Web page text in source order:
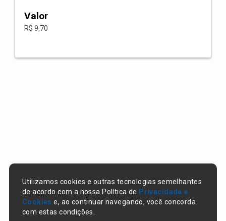
Valor
R$ 9,70
Utilizamos cookies e outras tecnologias semelhantes
de acordo com a nossa Política de Privacidade e
Cookies e, ao continuar navegando, você concorda
com estas condições.